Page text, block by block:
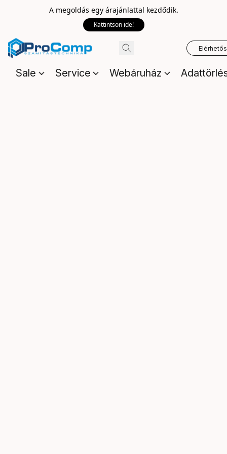
A megoldás egy árajánlattal kezdődik.
Kattintson ide!
Sale Service Webáruház